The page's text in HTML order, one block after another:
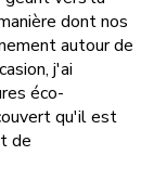
dont nos
autour de
j'ai
éco-
qu'il est
de